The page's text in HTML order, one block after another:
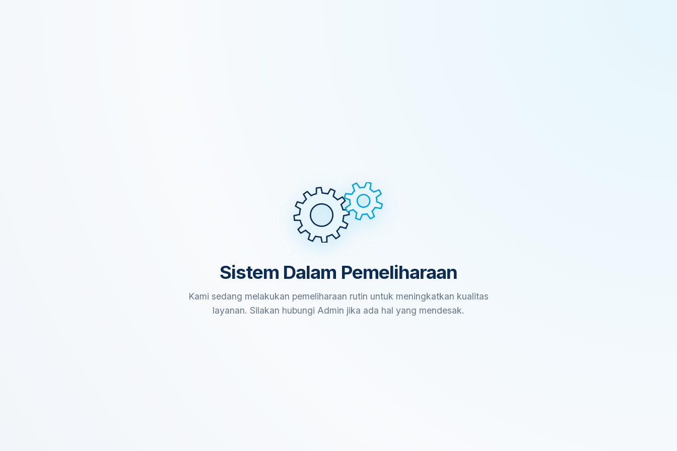
Sistem Dalam Pemeliharaan
Kami sedang melakukan pemeliharaan rutin untuk meningkatkan kualitas
layanan. Silakan hubungi Admin jika ada hal yang mendesak.